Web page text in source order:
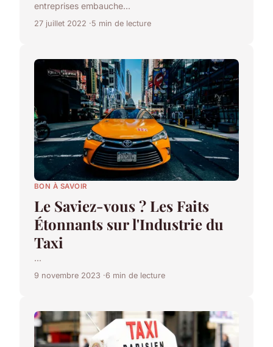
entreprises embauche...
27 juillet 2022 5 min de lecture
BON À SAVOIR
Le Saviez-vous ? Les Faits
Étonnants sur l'Industrie du
Taxi
...
9 novembre 2023 6 min de lecture